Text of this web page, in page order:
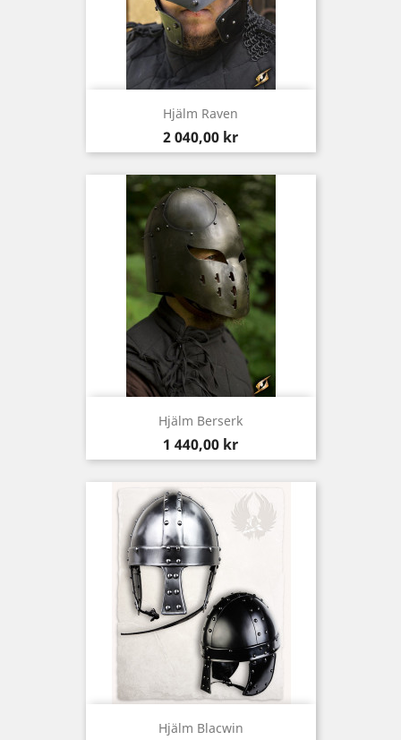
Hjälm Raven
Pris
2 040,00 kr
Hjälm Berserk
Pris
1 440,00 kr
Hjälm Blacwin